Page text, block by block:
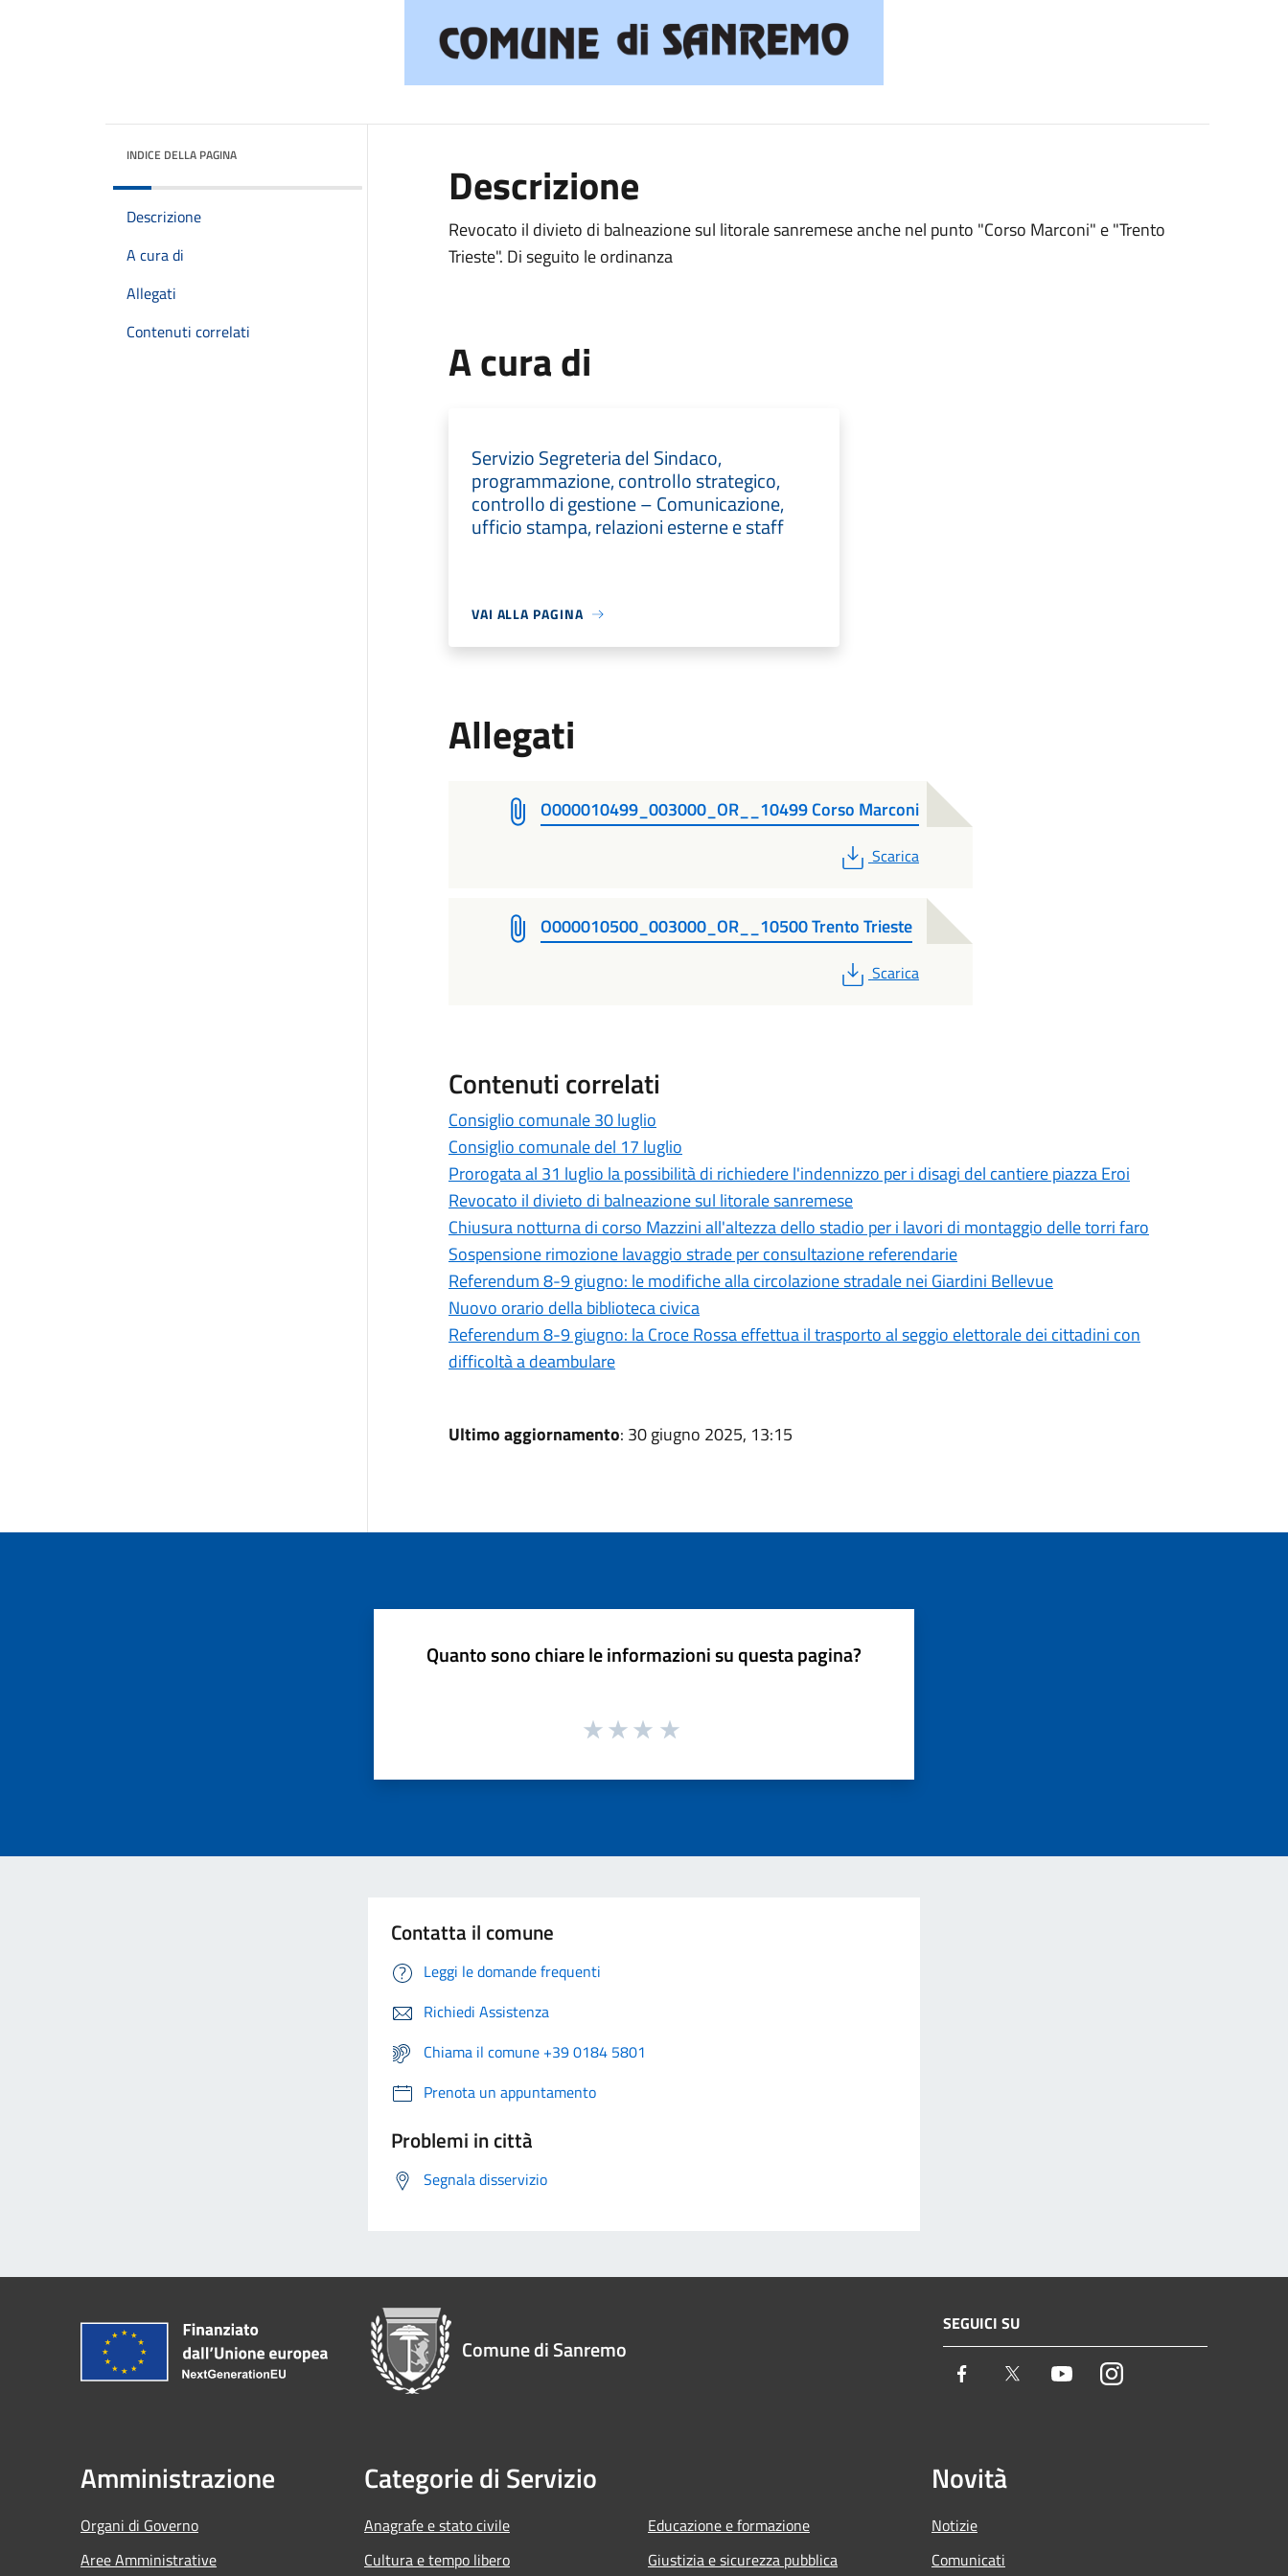
INDICE DELLA PAGINA
Descrizione
A cura di
Allegati
Contenuti correlati
Descrizione
Revocato il divieto di balneazione sul litorale sanremese anche nel punto "Corso Marconi" e "Trento
Trieste". Di seguito le ordinanza
A cura di
Servizio Segreteria del Sindaco,
programmazione, controllo strategico,
controllo di gestione – Comunicazione,
ufficio stampa, relazioni esterne e staff
VAI ALLA PAGINA
Allegati
O000010499_003000_OR__10499 Corso Marconi
PDF
Scarica
O000010500_003000_OR__10500 Trento Trieste
PDF
Scarica
Contenuti correlati
Consiglio comunale 30 luglio
Consiglio comunale del 17 luglio
Prorogata al 31 luglio la possibilità di richiedere l'indennizzo per i disagi del cantiere piazza Eroi
Revocato il divieto di balneazione sul litorale sanremese
Chiusura notturna di corso Mazzini all'altezza dello stadio per i lavori di montaggio delle torri faro
Sospensione rimozione lavaggio strade per consultazione referendarie
Referendum 8-9 giugno: le modifiche alla circolazione stradale nei Giardini Bellevue
Nuovo orario della biblioteca civica
Referendum 8-9 giugno: la Croce Rossa effettua il trasporto al seggio elettorale dei cittadini con
difficoltà a deambulare
Ultimo aggiornamento: 30 giugno 2025, 13:15
Quanto sono chiare le informazioni su questa pagina?
Contatta il comune
Leggi le domande frequenti
Richiedi Assistenza
Chiama il comune +39 0184 5801
Prenota un appuntamento
Problemi in città
Segnala disservizio
Comune di Sanremo
SEGUICI SU
Facebook Twitter YoutubeInstagram
Amministrazione
Organi di Governo
Aree Amministrative
Categorie di Servizio
Anagrafe e stato civile
Cultura e tempo libero
Educazione e formazione
Giustizia e sicurezza pubblica
Novità
Notizie
Comunicati